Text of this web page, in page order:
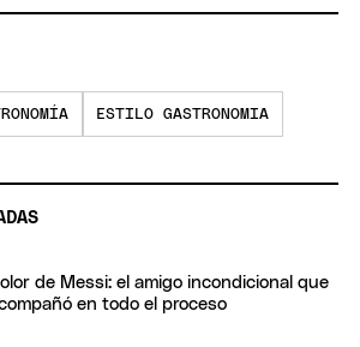
ESTILO GASTRONOMIA
de Messi: el amigo incondicional que
en todo el proceso